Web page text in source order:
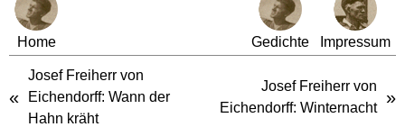
Home Gedichte Impressum
«
Josef Freiherr von
Eichendorff: Wann der
Hahn kräht
Josef Freiherr von
Eichendorff: Winternacht
»